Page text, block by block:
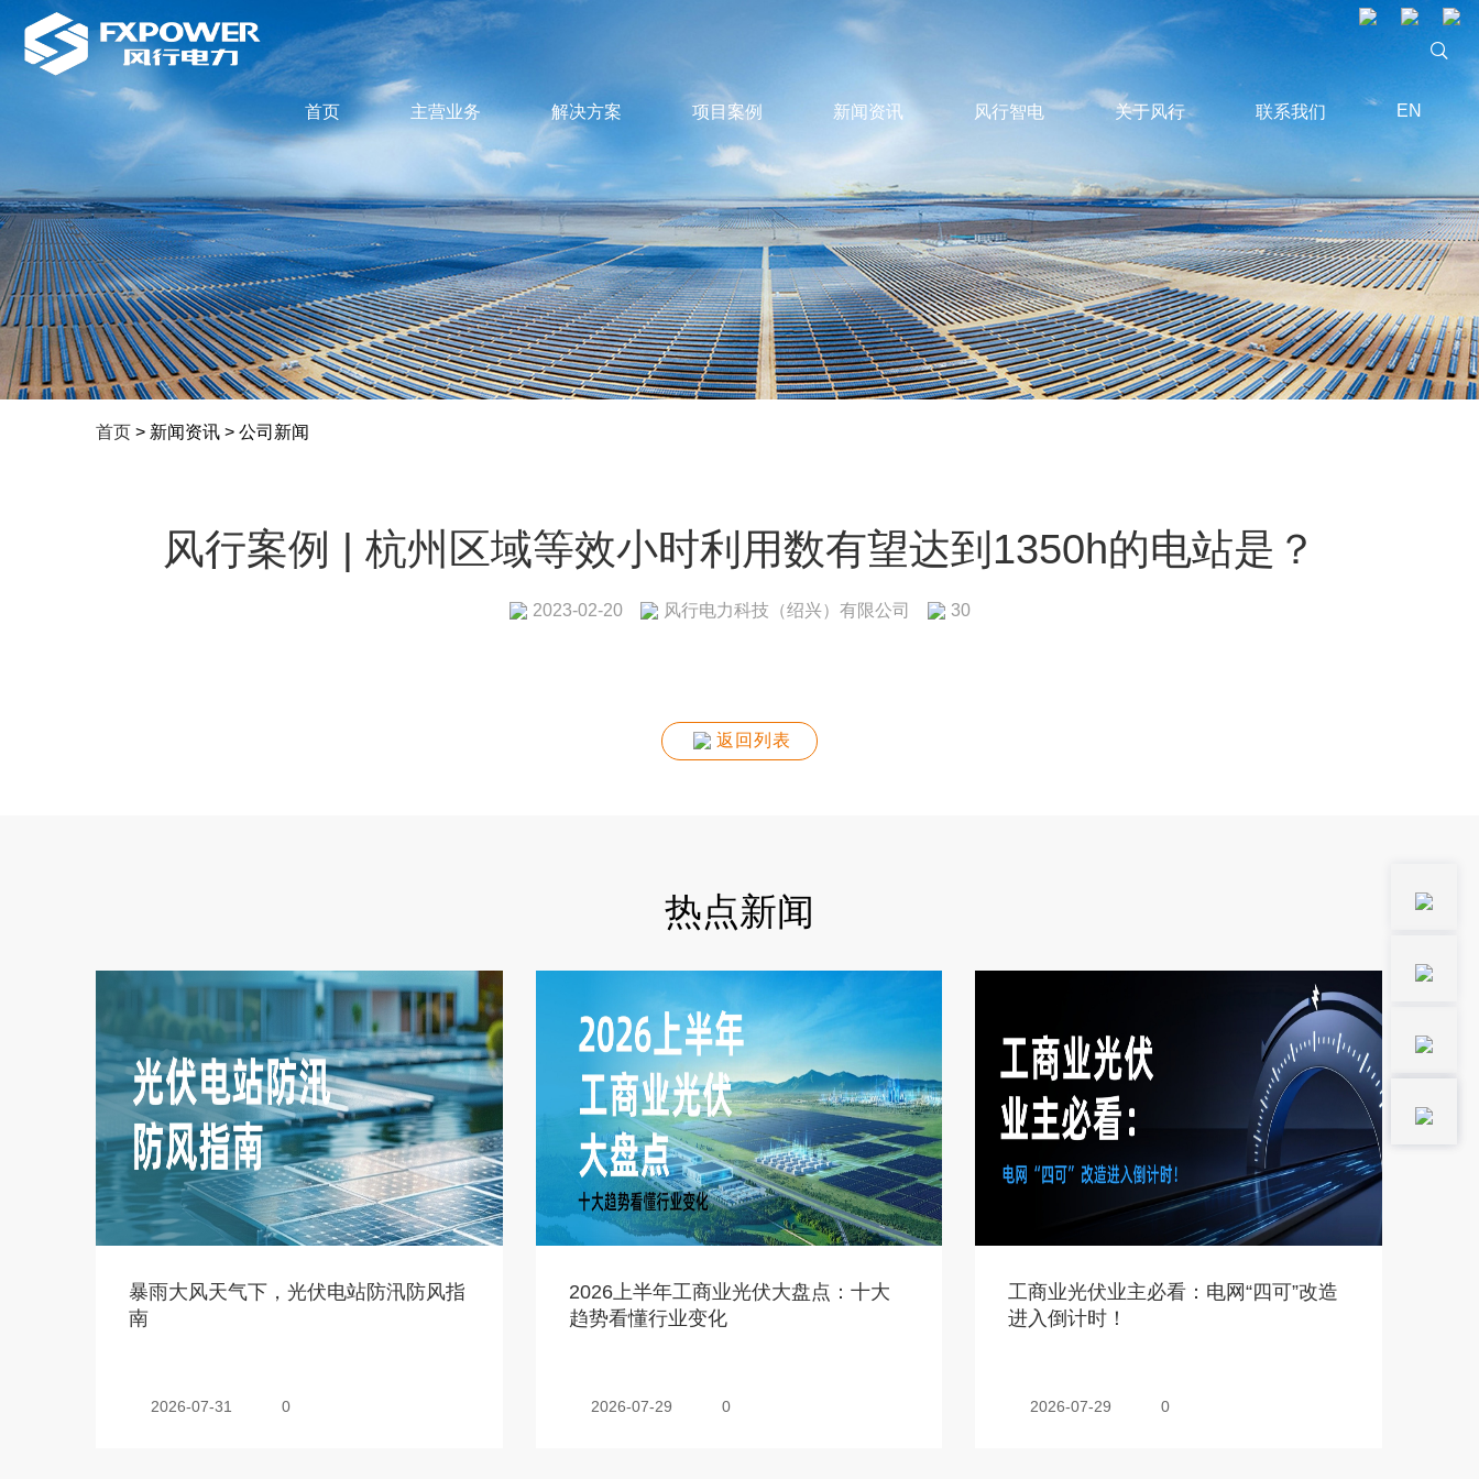
首页 主营业务 解决方案 项目案例 新闻资讯 风行智电 关于风行 联系我们 EN
首页 > 新闻资讯 > 公司新闻
风行案例 | 杭州区域等效小时利用数有望达到1350h的电站是？
2023-02-20 风行电力科技（绍兴）有限公司 30
返回列表
热点新闻
暴雨大风天气下，光伏电站防汛防风指
南
2026-07-31 0
2026上半年工商业光伏大盘点：十大
趋势看懂行业变化
2026-07-29 0
工商业光伏业主必看：电网“四可”改造
进入倒计时！
2026-07-29 0